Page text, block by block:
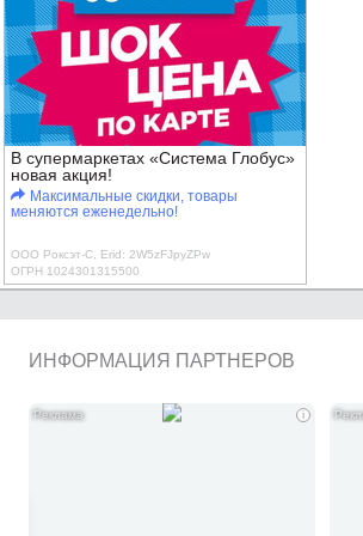
В супермаркетах «Система Глобус»
новая акция!
Максимальные скидки, товары
меняются еженедельно!
ООО Роксэт-С, Erid: 2W5zFJpyZPw
ОГРН 1024301315500
ИНФОРМАЦИЯ ПАРТНЕРОВ
i